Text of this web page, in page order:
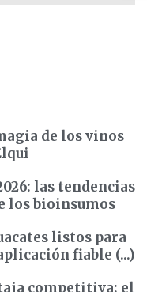
de los vinos
las tendencias
los bioinsumos
listos para
fiable (...)
competitiva: el